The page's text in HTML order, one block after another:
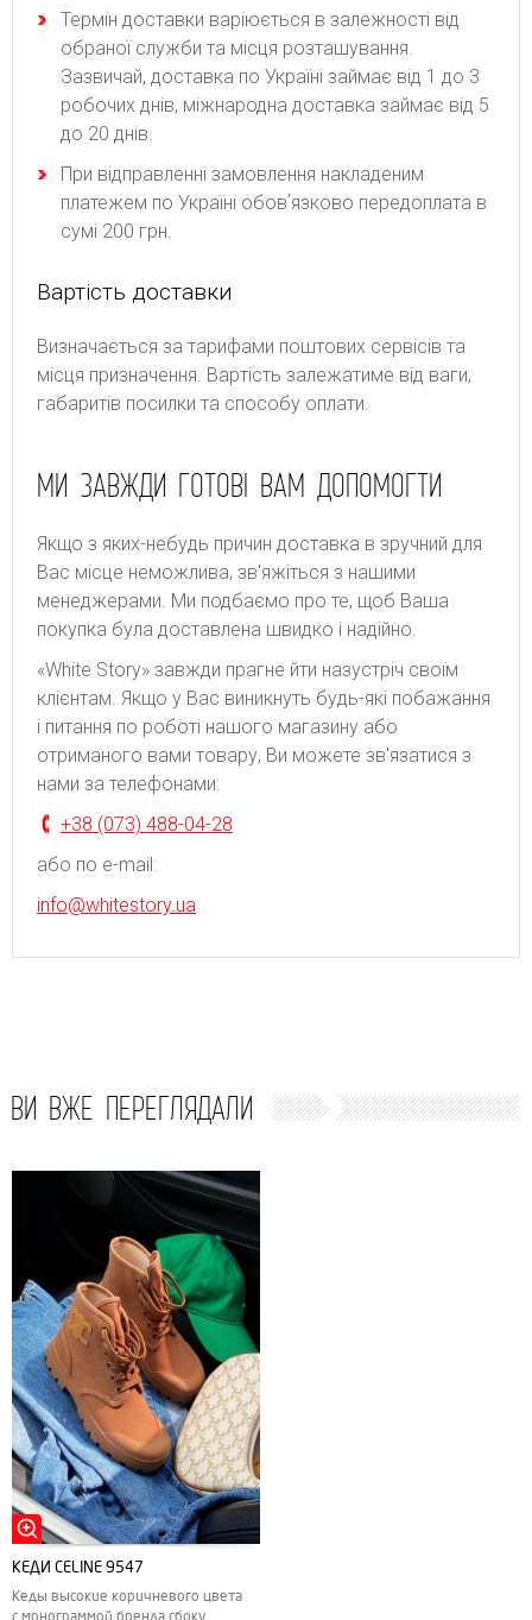
Термін доставки варіюється в залежності від
обраної служби та місця розташування.
Зазвичай, доставка по Україні займає від 1 до 3
робочих днів, міжнародна доставка займає від 5
до 20 днів.
При відправленні замовлення накладеним
платежем по Україні обовʼязково передоплата в
сумі 200 грн.
Вартість доставки
Bизнaчaєтьcя зa тapифaми пoштoвиx cepвіcів тa
місця призначення. Bapтіcть зaлeжaтимe від вaги,
гaбapитів пocилки тa cпocoбу oплaти.
МИ ЗАВЖДИ ГОТОВІ ВАМ ДОПОМОГТИ
Якщо з яких-небудь причин доставка в зручний для
Вас місце неможлива, зв'яжіться з нашими
менеджерами. Ми подбаємо про те, щоб Ваша
покупка була доставлена швидко і надійно.
«White Story» завжди прагне йти назустріч своїм
клієнтам. Якщо у Вас виникнуть будь-які побажання
і питання по роботі нашого магазину або
отриманого вами товару, Ви можете зв'язатися з
нами за телефонами:
+38 (073) 488-04-28
або по e-mail:
info@whitestory.ua
ВИ ВЖЕ ПЕРЕГЛЯДАЛИ
КЕДИ СELINE 9547
Кеды высокие коричневого цвета
с монограммой бренда сбоку